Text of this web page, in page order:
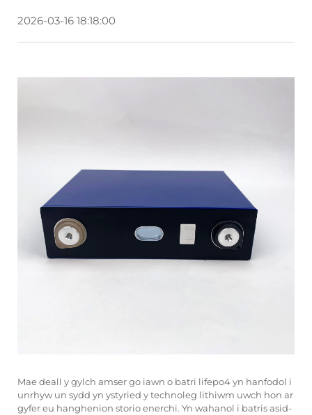
2026-03-16 18:18:00
Mae deall y gylch amser go iawn o batri lifepo4 yn hanfodol i
unrhyw un sydd yn ystyried y technoleg lithiwm uwch hon ar
gyfer eu hanghenion storio enerchi. Yn wahanol i batris asid-